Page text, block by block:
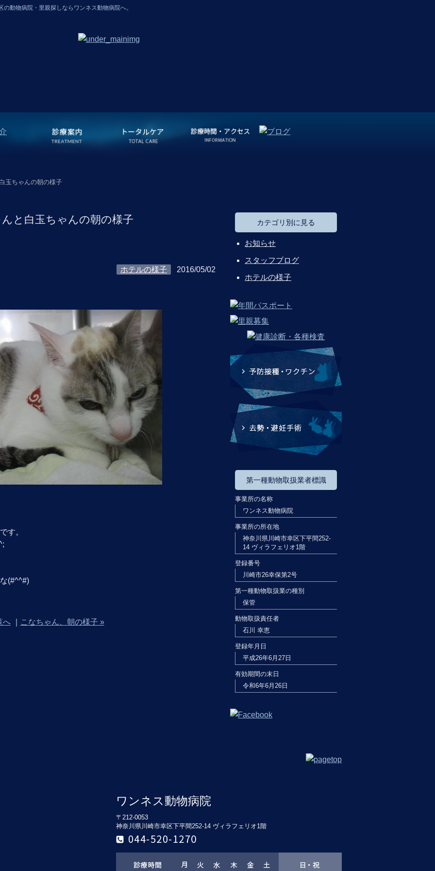
動物病院・里親探しならワンネス動物病院へ。
玉ちゃんの朝の様子
と白玉ちゃんの朝の様子
ホテルの様子 2016/05/02
す。
(#^^#)
へ こなちゃん、朝の様子 »
カテゴリ別に見る
お知らせ
スタッフブログ
ホテルの様子
第一種動物取扱業者標識
事業所の名称
ワンネス動物病院
事業所の所在地
神奈川県川崎市幸区下平間252-
14 ヴィラフェリオ1階
登録番号
川崎市26幸保第2号
第一種動物取扱業の種別
保管
動物取扱責任者
石川 幸恵
登録年月日
平成26年6月27日
有効期間の末日
令和6年6月26日
ワンネス動物病院
〒212-0053
神奈川県川崎市幸区下平間252-14 ヴィラフェリオ1階